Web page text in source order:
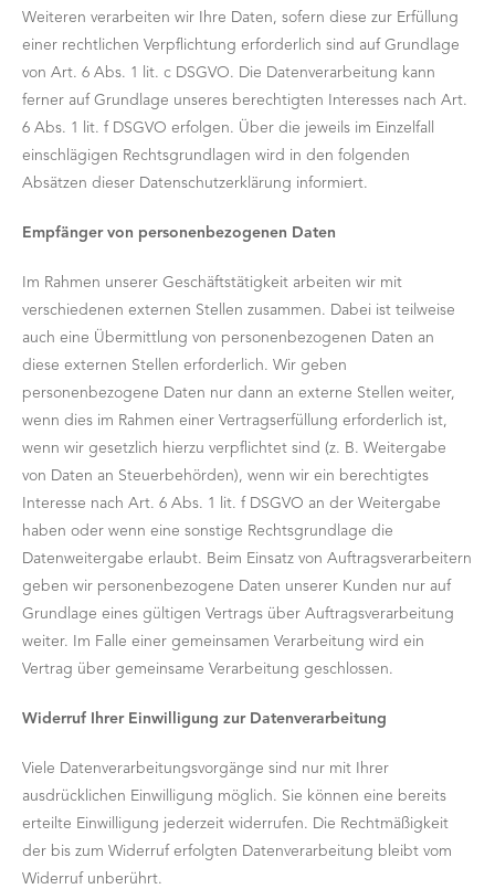
Weiteren verarbeiten wir Ihre Daten, sofern diese zur Erfüllung
einer rechtlichen Verpflichtung erforderlich sind auf Grundlage
von Art. 6 Abs. 1 lit. c DSGVO. Die Datenverarbeitung kann
ferner auf Grundlage unseres berechtigten Interesses nach Art.
6 Abs. 1 lit. f DSGVO erfolgen. Über die jeweils im Einzelfall
einschlägigen Rechtsgrundlagen wird in den folgenden
Absätzen dieser Datenschutzerklärung informiert.
Empfänger von personenbezogenen Daten
Im Rahmen unserer Geschäftstätigkeit arbeiten wir mit
verschiedenen externen Stellen zusammen. Dabei ist teilweise
auch eine Übermittlung von personenbezogenen Daten an
diese externen Stellen erforderlich. Wir geben
personenbezogene Daten nur dann an externe Stellen weiter,
wenn dies im Rahmen einer Vertragserfüllung erforderlich ist,
wenn wir gesetzlich hierzu verpflichtet sind (z. B. Weitergabe
von Daten an Steuerbehörden), wenn wir ein berechtigtes
Interesse nach Art. 6 Abs. 1 lit. f DSGVO an der Weitergabe
haben oder wenn eine sonstige Rechtsgrundlage die
Datenweitergabe erlaubt. Beim Einsatz von Auftragsverarbeitern
geben wir personenbezogene Daten unserer Kunden nur auf
Grundlage eines gültigen Vertrags über Auftragsverarbeitung
weiter. Im Falle einer gemeinsamen Verarbeitung wird ein
Vertrag über gemeinsame Verarbeitung geschlossen.
Widerruf Ihrer Einwilligung zur Datenverarbeitung
Viele Datenverarbeitungsvorgänge sind nur mit Ihrer
ausdrücklichen Einwilligung möglich. Sie können eine bereits
erteilte Einwilligung jederzeit widerrufen. Die Rechtmäßigkeit
der bis zum Widerruf erfolgten Datenverarbeitung bleibt vom
Widerruf unberührt.